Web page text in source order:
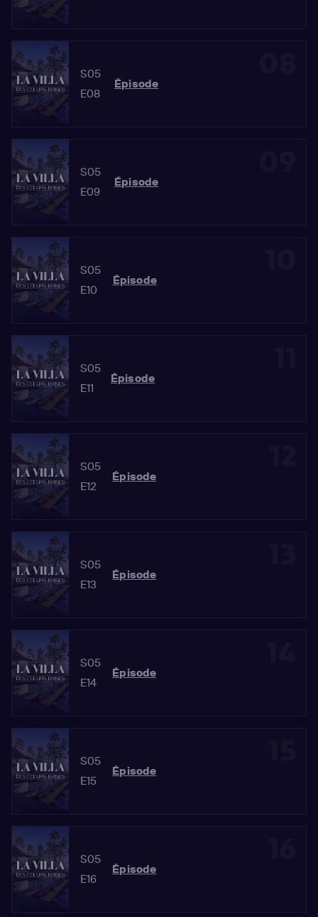
S05
E08
Épisode
S05
E09
Épisode
S05
E10
Épisode
S05
E11
Épisode
S05
E12
Épisode
S05
E13
Épisode
S05
E14
Épisode
S05
E15
Épisode
S05
E16
Épisode